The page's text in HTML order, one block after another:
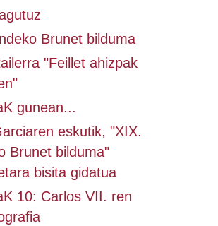
Brunet bilduma
"Feillet ahizpak
gunean...
eskutik, "XIX.
Brunet bilduma"
bisita gidatua
10: Carlos VII. ren